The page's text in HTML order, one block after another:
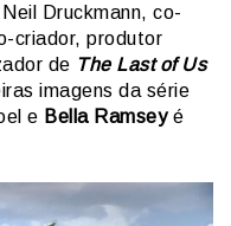
Druckmann, co-
criador, produtor
de The Last of Us
imagens da série
e Bella Ramseyé